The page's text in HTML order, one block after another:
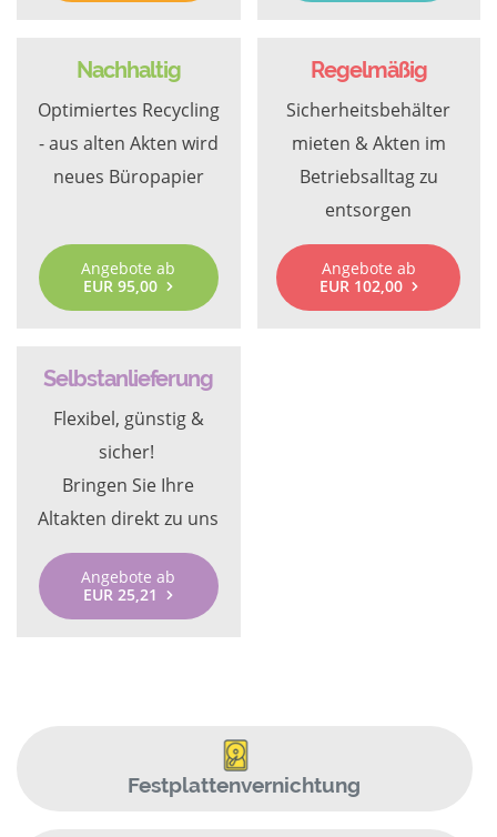
Nachhaltig
Optimiertes Recycling
- aus alten Akten wird
neues Büropapier
Angebote ab
EUR 95,00
Regelmäßig
Sicherheitsbehälter
mieten & Akten im
Betriebsalltag zu
entsorgen
Angebote ab
EUR 102,00
Selbstanlieferung
Flexibel, günstig &
sicher!
Bringen Sie Ihre
Altakten direkt zu uns
Angebote ab
EUR 25,21
Festplattenvernichtung